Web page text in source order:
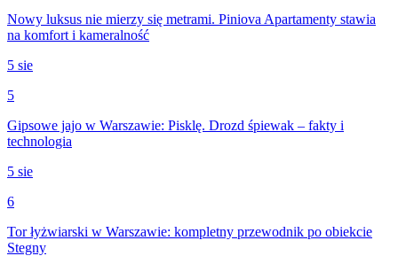
Nowy luksus nie mierzy się metrami. Piniova Apartamenty stawia
na komfort i kameralność
5 sie
5
Gipsowe jajo w Warszawie: Pisklę. Drozd śpiewak – fakty i
technologia
5 sie
6
Tor łyżwiarski w Warszawie: kompletny przewodnik po obiekcie
Stegny